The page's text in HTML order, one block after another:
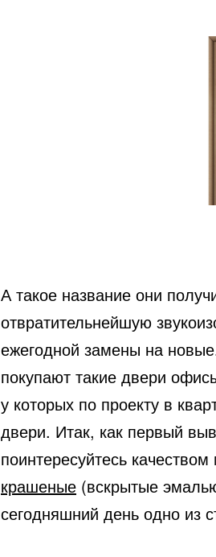
А такое название они
отвратительнейшую
ежегодной замены на
покупают такие двери
у которых по проекту в
двери. Итак, как первый
поинтересуйтесь
крашеные (вскрытые
сегодняшний день одно из